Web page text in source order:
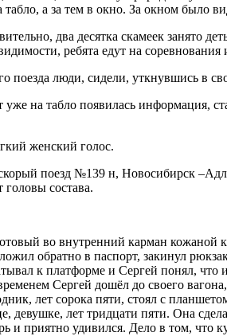
а за тем в окно. За окном было
два десятка скамеек занято
ребята едут на
поезда люди, сидели, уткнувшись в
на табло появилась информация,
женский голос.
поезд №139 н, Новосибирск
состава.
во внутренний карман кожаной
обратно в паспорт, закинул
к платформе и Сергей понял, что
Сергей дошёл до своего
лет сорока пяти, стоял с
девушке, лет тридцати пяти. Она
и приятно удивился. Дело в том,